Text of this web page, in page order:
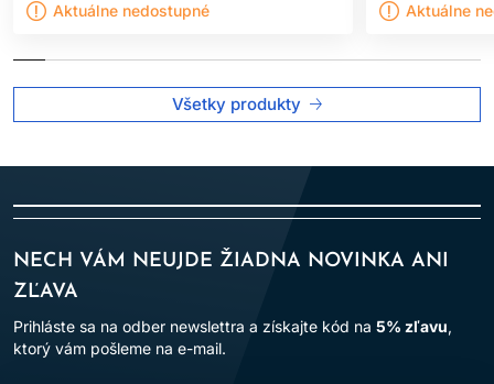
Aktuálne nedostupné
Aktuálne
Všetky produkty
NECH VÁM NEUJDE ŽIADNA NOVINKA ANI
ZĽAVA
Prihláste sa na odber newslettra a získajte kód na 5% zľavu,
ktorý vám pošleme na e-mail.